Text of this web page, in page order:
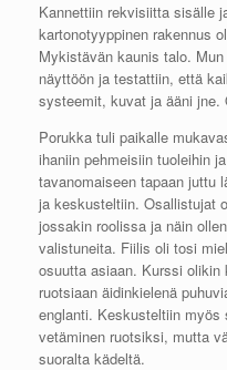
Kannettiin rekvisiitta sisälle
kartonotyyppinen rakennus
Mykistävän kaunis talo.
näyttöön ja testattiin, että
systeemit, kuvat ja ääni jne.
Porukka tuli paikalle
ihaniin pehmeisiin tuoleihin
tavanomaiseen tapaan juttu
ja keskusteltiin. Osallistujat
jossakin roolissa ja näin
valistuneita. Fiilis oli tosi
osuutta asiaan. Kurssi
ruotsiaan äidinkielenä
englanti. Keskusteltiin
vetäminen ruotsiksi, mutta
suoralta kädeltä.